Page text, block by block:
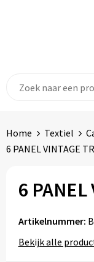
Home Textiel
6 PANEL VINTAGE
6 PANEL
Artikelnummer:
Bekijk alle